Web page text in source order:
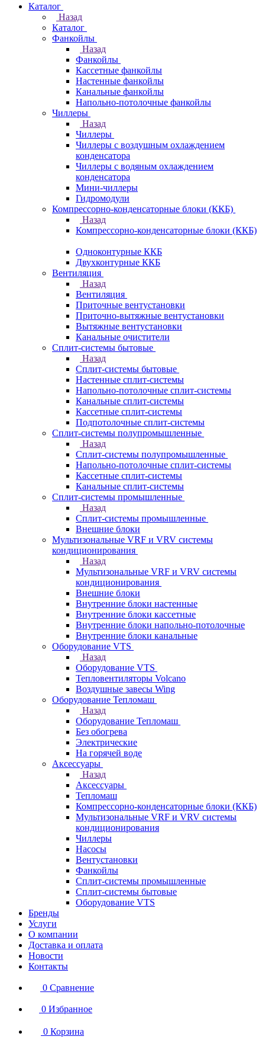
Каталог
Назад
Каталог
Фанкойлы
Назад
Фанкойлы
Кассетные фанкойлы
Настенные фанкойлы
Канальные фанкойлы
Напольно-потолочные фанкойлы
Чиллеры
Назад
Чиллеры
Чиллеры с воздушным охлаждением
конденсатора
Чиллеры с водяным охлаждением
конденсатора
Мини-чиллеры
Гидромодули
Компрессорно-конденсаторные блоки (ККБ)
Назад
Компрессорно-конденсаторные блоки (ККБ)
Одноконтурные ККБ
Двухконтурные ККБ
Вентиляция
Назад
Вентиляция
Приточные вентустановки
Приточно-вытяжные вентустановки
Вытяжные вентустановки
Канальные очистители
Сплит-системы бытовые
Назад
Сплит-системы бытовые
Настенные сплит-системы
Напольно-потолочные сплит-системы
Канальные сплит-системы
Кассетные сплит-системы
Подпотолочные сплит-системы
Сплит-системы полупромышленные
Назад
Сплит-системы полупромышленные
Напольно-потолочные сплит-системы
Кассетные сплит-системы
Канальные сплит-системы
Сплит-системы промышленные
Назад
Сплит-системы промышленные
Внешние блоки
Мультизональные VRF и VRV системы
кондиционирования
Назад
Мультизональные VRF и VRV системы
кондиционирования
Внешние блоки
Внутренние блоки настенные
Внутренние блоки кассетные
Внутренние блоки напольно-потолочные
Внутренние блоки канальные
Оборудование VTS
Назад
Оборудование VTS
Тепловентиляторы Volcano
Воздушные завесы Wing
Оборудование Тепломаш
Назад
Оборудование Тепломаш
Без обогрева
Электрические
На горячей воде
Аксессуары
Назад
Аксессуары
Тепломаш
Компрессорно-конденсаторные блоки (ККБ)
Мультизональные VRF и VRV системы
кондиционирования
Чиллеры
Насосы
Вентустановки
Фанкойлы
Сплит-системы промышленные
Сплит-системы бытовые
Оборудование VTS
Бренды
Услуги
О компании
Доставка и оплата
Новости
Контакты
0 Сравнение
0 Избранное
0 Корзина